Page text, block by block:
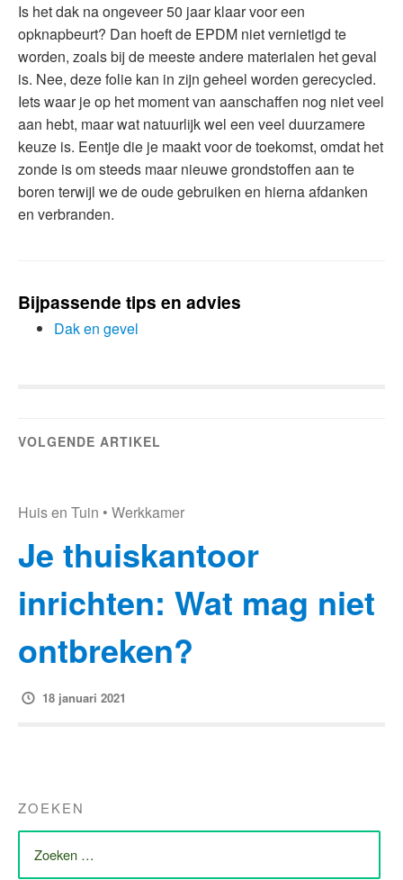
Is het dak na ongeveer 50 jaar klaar voor een
opknapbeurt? Dan hoeft de EPDM niet vernietigd te
worden, zoals bij de meeste andere materialen het geval
is. Nee, deze folie kan in zijn geheel worden gerecycled.
Iets waar je op het moment van aanschaffen nog niet veel
aan hebt, maar wat natuurlijk wel een veel duurzamere
keuze is. Eentje die je maakt voor de toekomst, omdat het
zonde is om steeds maar nieuwe grondstoffen aan te
boren terwijl we de oude gebruiken en hierna afdanken
en verbranden.
Bijpassende tips en advies
Dak en gevel
VOLGENDE ARTIKEL
Huis en Tuin • Werkkamer
Je thuiskantoor
inrichten: Wat mag niet
ontbreken?
18 januari 2021
ZOEKEN
ZOEK
NAAR: